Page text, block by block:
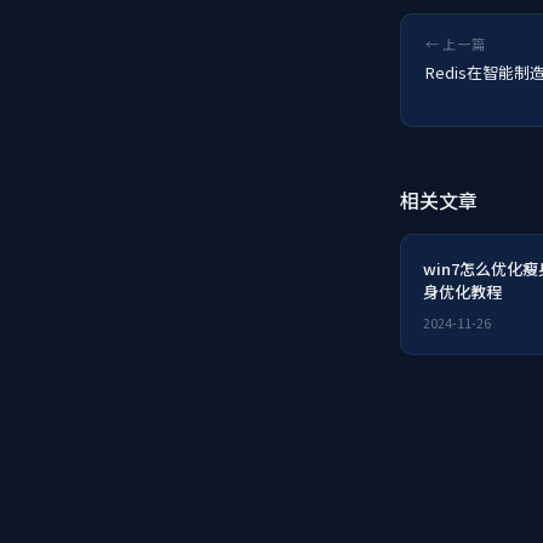
← 上一篇
Redis在智能制
相关文章
win7怎么优化
身优化教程
2024-11-26